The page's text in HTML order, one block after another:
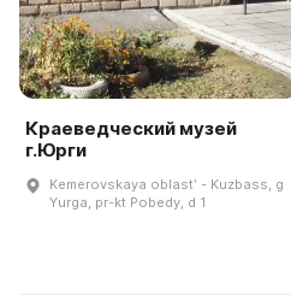
Краеведческий музей
г.Юрги
Kemerovskaya oblastʹ - Kuzbass, g
Yurga, pr-kt Pobedy, d 1